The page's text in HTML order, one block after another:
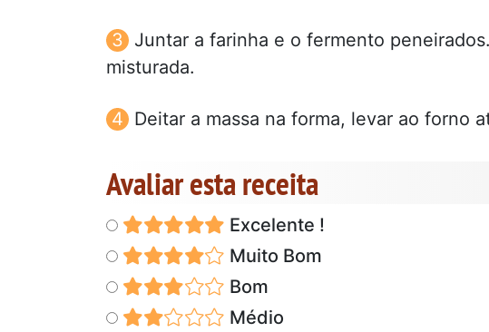
Juntar a farinha e o fermento
misturada.
Deitar a massa na forma, levar ao forno
Avaliar esta receita
Excelente !
Muito Bom
Bom
Médio